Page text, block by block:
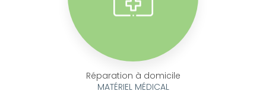
Réparation à domicile
MATÉRIEL MÉDICAL